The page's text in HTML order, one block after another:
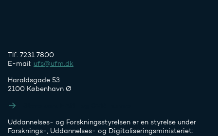
Tlf. 7231 7800
E-mail: ufs@ufm.dk
Haraldsgade 53
2100 København Ø
Uddannelses- og Forskningsstyrelsen er en styrelse under
Forsknings-, Uddannelses- og Digitaliseringsministeriet: